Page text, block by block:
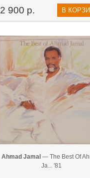
2 900 р. В
Ahmad Jamal — The Best Of
Ja... '81